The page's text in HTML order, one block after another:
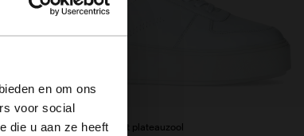
en om ons
voor social
die u aan ze heeft
Witte sneakers met plateauzool